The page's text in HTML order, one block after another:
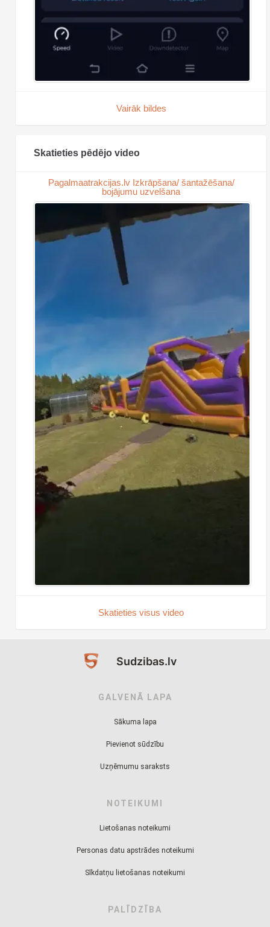
Vairāk bildes
Skatieties pēdējo video
Pagalmaatrakcijas.lv Izkrāpšana/ šantažēšana/
bojājumu uzvelšana
Skatieties visus video
Sudzibas.lv
GALVENĀ LAPA
Sākuma lapa
Pievienot sūdzību
Uzņēmumu saraksts
NOTEIKUMI
Lietošanas noteikumi
Personas datu apstrādes noteikumi
Sīkdatņu lietošanas noteikumi
PALĪDZĪBA